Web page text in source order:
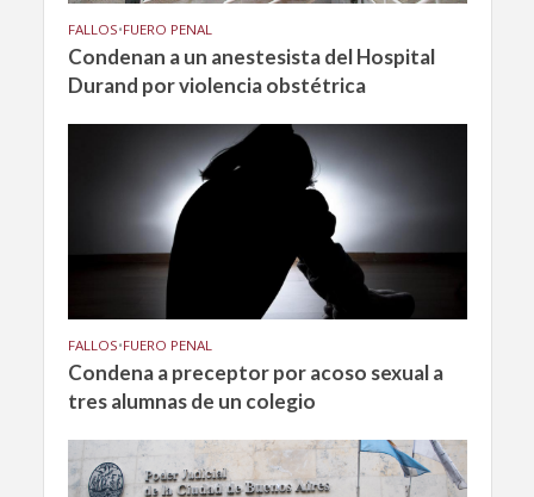
FALLOS•FUERO PENAL
Condenan a un anestesista del Hospital
Durand por violencia obstétrica
FALLOS•FUERO PENAL
Condena a preceptor por acoso sexual a
tres alumnas de un colegio